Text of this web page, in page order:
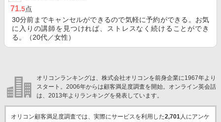
71.5点
30分前までキャンセルができるので気軽に予約ができる。お気
に入りの講師を見つければ、ストレスなく続けることができ
る。（20代／女性）
オリコンランキングは、株式会社オリコンを前身企業に1967年より
スタート。2006年からは顧客満足度調査を開始。オンライン英会話
は、2013年よりランキングを発表しています。
オリコン顧客満足度調査では、実際にサービスを利用した2,701人にアンケ